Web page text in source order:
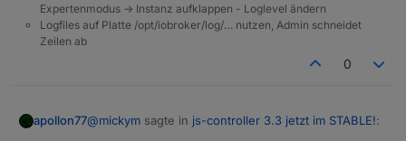
Expertenmodus -> Instanz aufklappen - Loglevel ändern
Logfiles auf Platte /opt/iobroker/log/… nutzen, Admin schneidet
Zeilen ab
0
apollon77@mickym sagte in js-controller 3.3 jetzt im STABLE!: